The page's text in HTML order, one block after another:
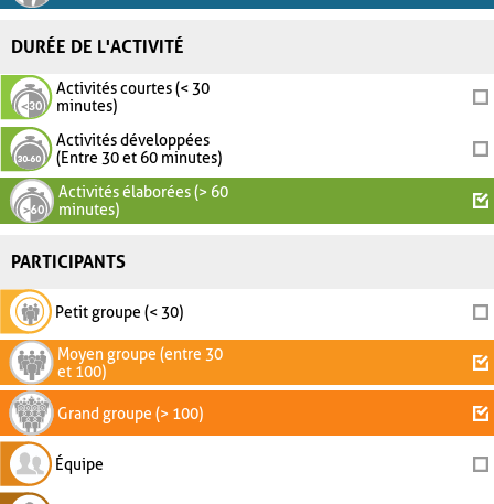
DURÉE DE L'ACTIVITÉ
Activités courtes (< 30
minutes)
Activités développées
(Entre 30 et 60 minutes)
Activités élaborées (> 60
minutes)
PARTICIPANTS
Petit groupe (< 30)
Moyen groupe (entre 30
et 100)
Grand groupe (> 100)
Équipe